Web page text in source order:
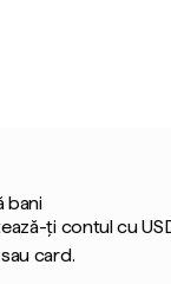
bani
ți contul cu
card.